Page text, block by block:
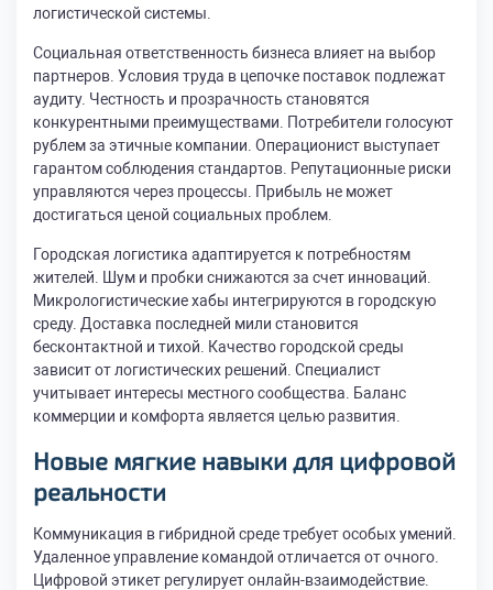
логистической системы.
Социальная ответственность бизнеса влияет на выбор
партнеров. Условия труда в цепочке поставок подлежат
аудиту. Честность и прозрачность становятся
конкурентными преимуществами. Потребители голосуют
рублем за этичные компании. Операционист выступает
гарантом соблюдения стандартов. Репутационные риски
управляются через процессы. Прибыль не может
достигаться ценой социальных проблем.
Городская логистика адаптируется к потребностям
жителей. Шум и пробки снижаются за счет инноваций.
Микрологистические хабы интегрируются в городскую
среду. Доставка последней мили становится
бесконтактной и тихой. Качество городской среды
зависит от логистических решений. Специалист
учитывает интересы местного сообщества. Баланс
коммерции и комфорта является целью развития.
Новые мягкие навыки для цифровой
реальности
Коммуникация в гибридной среде требует особых умений.
Удаленное управление командой отличается от очного.
Цифровой этикет регулирует онлайн-взаимодействие.